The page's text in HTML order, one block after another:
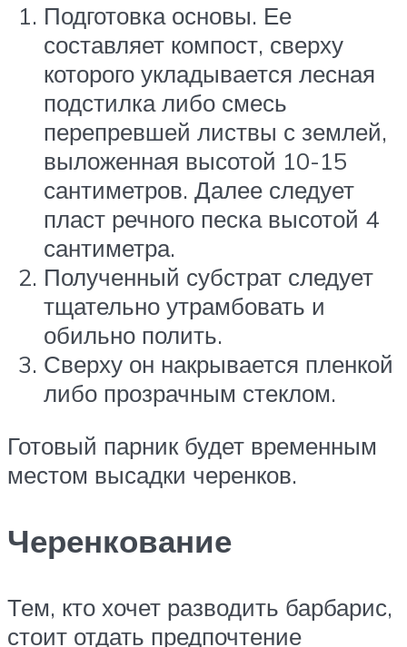
Подготовка основы. Ее
составляет компост, сверху
которого укладывается лесная
подстилка либо смесь
перепревшей листвы с землей,
выложенная высотой 10-15
сантиметров. Далее следует
пласт речного песка высотой 4
сантиметра.
Полученный субстрат следует
тщательно утрамбовать и
обильно полить.
Сверху он накрывается пленкой
либо прозрачным стеклом.
Готовый парник будет временным
местом высадки черенков.
Черенкование
Тем, кто хочет разводить барбарис,
стоит отдать предпочтение